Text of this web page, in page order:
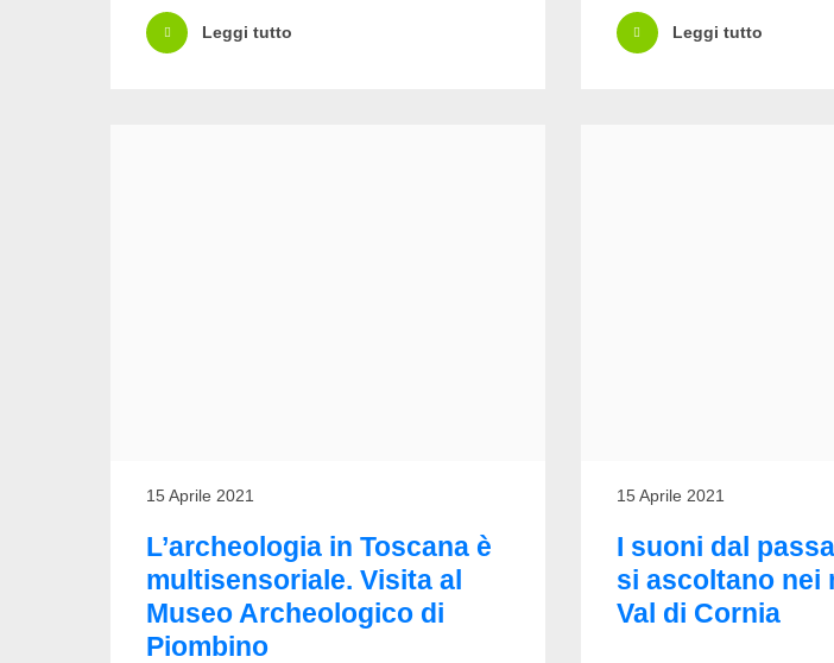
Leggi tutto Leggi tutto
15 Aprile 2021
L’archeologia in Toscana è
multisensoriale. Visita al
Museo Archeologico di
Piombino
15 Aprile 2021
I suoni dal
si ascoltano nei
Val di Cornia